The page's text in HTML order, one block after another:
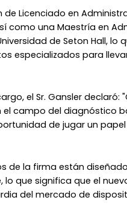
Licenciado en
como una Maestría en
de Seton Hall, lo
especializados para
el Sr. Gansler declaró:
campo del diagnóstico
de jugar un
de la firma están
que significa que el
del mercado de